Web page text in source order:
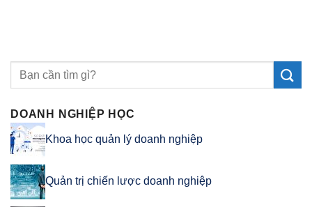
DOANH NGHIỆP HỌC
Khoa học quản lý doanh nghiệp
Quản trị chiến lược doanh nghiệp